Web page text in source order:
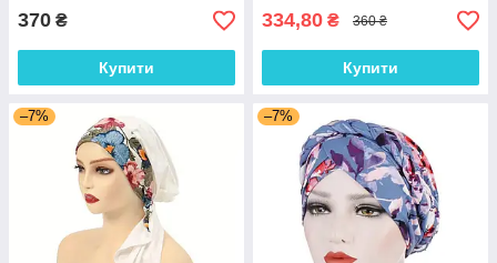
370 ₴
Купити
334,80 ₴ 360 ₴
Купити
–7% –7%